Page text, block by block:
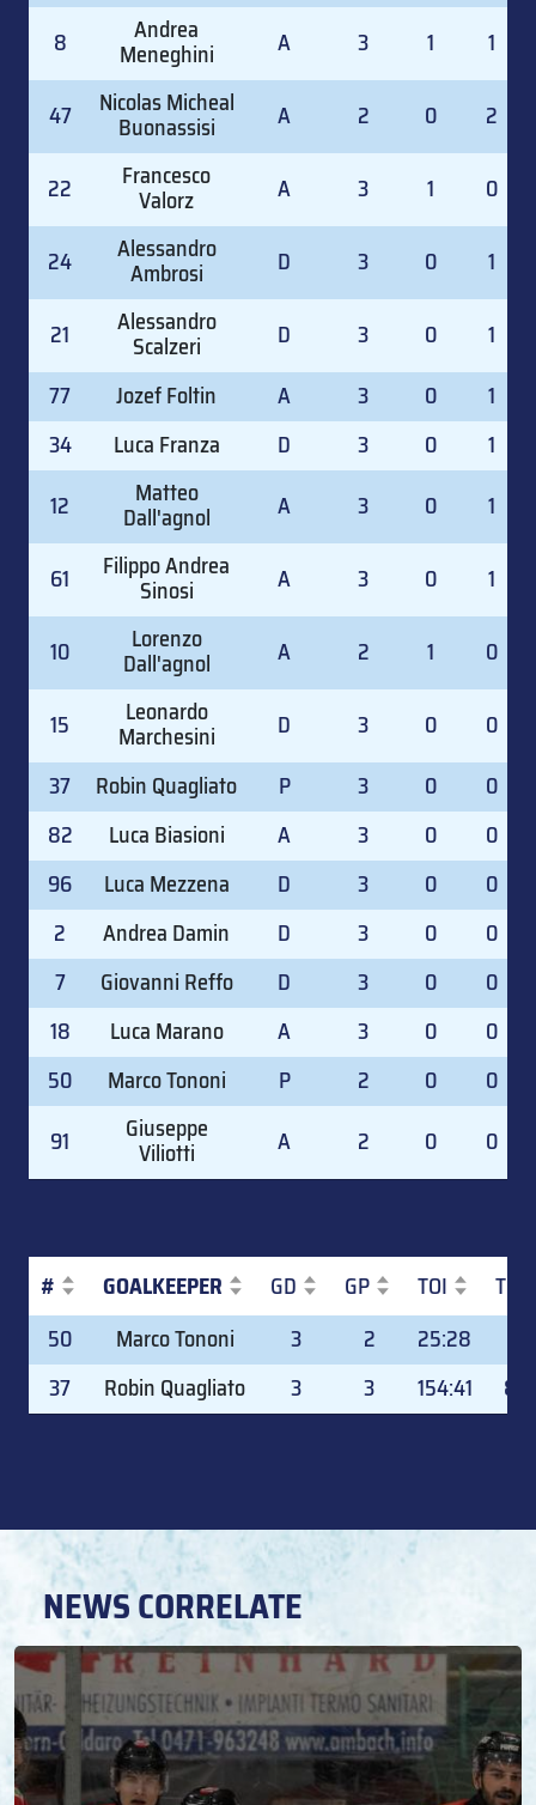
8 Andrea
Meneghini A 3 1 1
47 Nicolas Micheal
Buonassisi A 2 0 2
22 Francesco
Valorz A 3 1 0
24 Alessandro
Ambrosi D 3 0 1
21 Alessandro
Scalzeri D 3 0
1
77
Jozef Foltin A 3 0
1
34
Luca Franza D 3 0
1
12
Matteo
Dall'agnol A 3 0 1
61 Filippo Andrea
Sinosi A 3 0 1
10 Lorenzo
Dall'agnol A 2 1 0
15 Leonardo
Marchesini D 3 0
0
37
Robin Quagliato P 3 0
0
82
Luca Biasioni A 3 0
0
96
Luca Mezzena D 3 0
0
2
Andrea Damin D 3 0
0
7
Giovanni Reffo D 3 0
0
18
Luca Marano A 3 0
0
50
Marco Tononi P 2 0
0
91
Giuseppe
Viliotti A 2 0 0
# GOALKEEPER GD GP TOI
#
GOALKEEPER GD GP TOI
50 Marco Tononi 3 2 25:28
37
Robin Quagliato 3 3 154:41
NEWS CORRELATE